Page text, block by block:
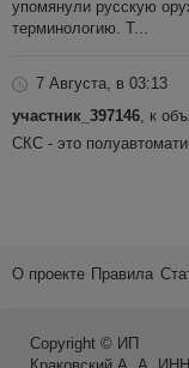
упомянули русскую
терминологию. Т...
7 Августа, в 03:13
участник_397146 , к
СКС - это
О проекте Правила
Copyright © ИП
Краковский А. А. ИНН